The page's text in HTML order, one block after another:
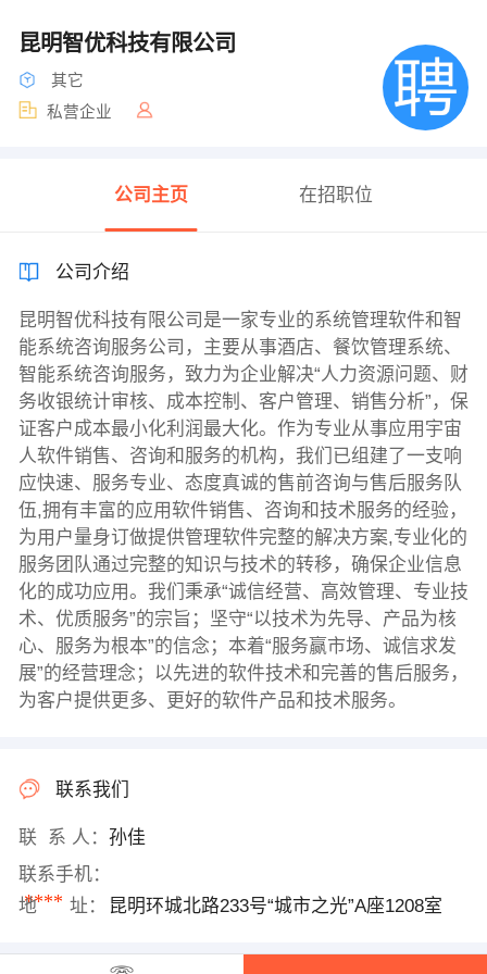
昆明智优科技有限公司
其它
私营企业
公司主页 在招职位
公司介绍
昆明智优科技有限公司是一家专业的系统管理软件和智
能系统咨询服务公司，主要从事酒店、餐饮管理系统、
智能系统咨询服务，致力为企业解决“人力资源问题、财
务收银统计审核、成本控制、客户管理、销售分析”，保
证客户成本最小化利润最大化。作为专业从事应用宇宙
人软件销售、咨询和服务的机构，我们已组建了一支响
应快速、服务专业、态度真诚的售前咨询与售后服务队
伍,拥有丰富的应用软件销售、咨询和技术服务的经验，
为用户量身订做提供管理软件完整的解决方案,专业化的
服务团队通过完整的知识与技术的转移，确保企业信息
化的成功应用。我们秉承“诚信经营、高效管理、专业技
术、优质服务”的宗旨；坚守“以技术为先导、产品为核
心、服务为根本”的信念；本着“服务赢市场、诚信求发
展”的经营理念；以先进的软件技术和完善的售后服务，
为客户提供更多、更好的软件产品和技术服务。
联系我们
联 系 人： 孙佳
联系手机：
****
地 址： 昆明环城北路233号“城市之光”A座1208室